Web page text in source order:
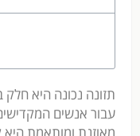
תזונה נכונה היא חלק
עבור אנשים המקדישים